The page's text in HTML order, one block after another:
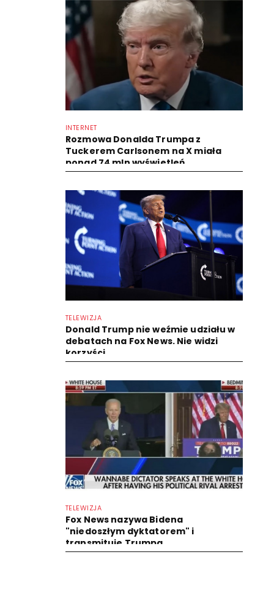
INTERNET
Rozmowa Donalda Trumpa z
Tuckerem Carlsonem na X miała
ponad 74 mln wyświetleń
TELEWIZJA
Donald Trump nie weźmie udziału w
debatach na Fox News. Nie widzi
korzyści
TELEWIZJA
Fox News nazywa Bidena
"niedoszłym dyktatorem" i
transmituje Trumpa